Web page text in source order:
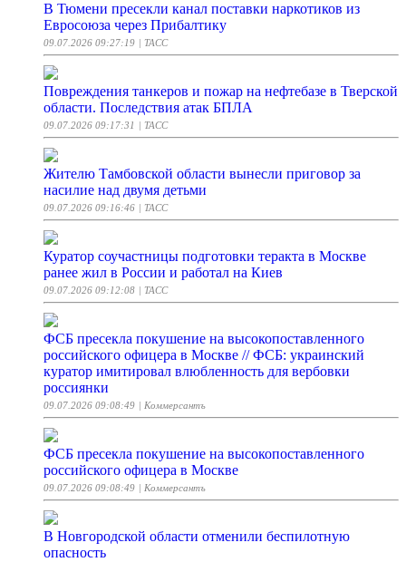
В Тюмени пресекли канал поставки наркотиков из
Евросоюза через Прибалтику
09.07.2026 09:27:19 | ТАСС
Повреждения танкеров и пожар на нефтебазе в Тверской
области. Последствия атак БПЛА
09.07.2026 09:17:31 | ТАСС
Жителю Тамбовской области вынесли приговор за
насилие над двумя детьми
09.07.2026 09:16:46 | ТАСС
Куратор соучастницы подготовки теракта в Москве
ранее жил в России и работал на Киев
09.07.2026 09:12:08 | ТАСС
ФСБ пресекла покушение на высокопоставленного
российского офицера в Москве // ФСБ: украинский
куратор имитировал влюбленность для вербовки
россиянки
09.07.2026 09:08:49 | Коммерсантъ
ФСБ пресекла покушение на высокопоставленного
российского офицера в Москве
09.07.2026 09:08:49 | Коммерсантъ
В Новгородской области отменили беспилотную
опасность